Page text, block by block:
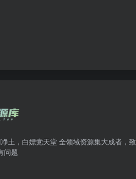
土，白嫖党天堂 全领域资源集大成者，致
问题